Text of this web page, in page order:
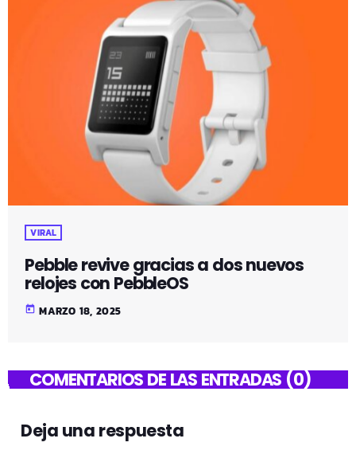
VIRAL
Pebble revive gracias a dos nuevos
relojes con PebbleOS
today MARZO 18, 2025
COMENTARIOS DE LAS ENTRADAS (0)
Deja una respuesta